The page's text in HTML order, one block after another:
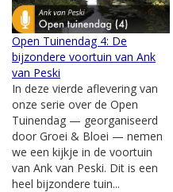
Open Tuinendag 4: De
bijzondere voortuin van Ank
van Peski
In deze vierde aflevering van
onze serie over de Open
Tuinendag — georganiseerd
door Groei & Bloei — nemen
we een kijkje in de voortuin
van Ank van Peski. Dit is een
heel bijzondere tuin...